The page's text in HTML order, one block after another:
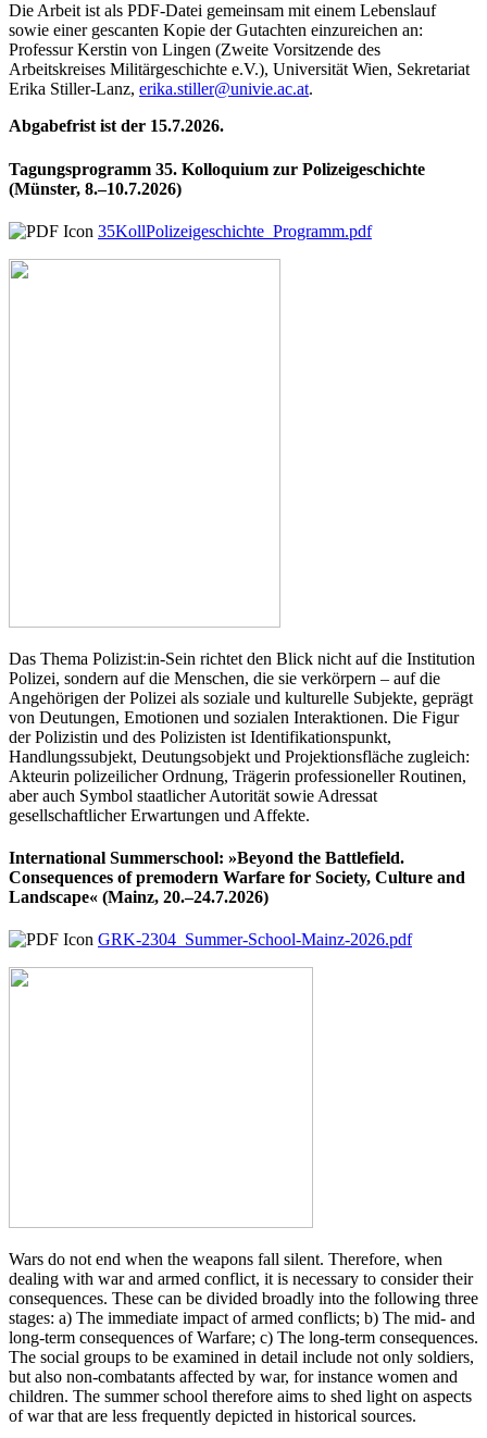
Die Arbeit ist als PDF-Datei gemeinsam mit einem Lebenslauf
sowie einer gescanten Kopie der Gutachten einzureichen an:
Professur Kerstin von Lingen (Zweite Vorsitzende des
Arbeitskreises Militärgeschichte e.V.), Universität Wien, Sekretariat
Erika Stiller-Lanz, erika.stiller@univie.ac.at.
Abgabefrist ist der 15.7.2026.
Tagungsprogramm 35. Kolloquium zur Polizeigeschichte
(Münster, 8.–10.7.2026)
35KollPolizeigeschichte_Programm.pdf
Das Thema Polizist:in-Sein richtet den Blick nicht auf die Institution
Polizei, sondern auf die Menschen, die sie verkörpern – auf die
Angehörigen der Polizei als soziale und kulturelle Subjekte, geprägt
von Deutungen, Emotionen und sozialen Interaktionen. Die Figur
der Polizistin und des Polizisten ist Identifikationspunkt,
Handlungssubjekt, Deutungsobjekt und Projektionsfläche zugleich:
Akteurin polizeilicher Ordnung, Trägerin professioneller Routinen,
aber auch Symbol staatlicher Autorität sowie Adressat
gesellschaftlicher Erwartungen und Affekte.
International Summerschool: »Beyond the Battlefield.
Consequences of premodern Warfare for Society, Culture and
Landscape« (Mainz, 20.–24.7.2026)
GRK-2304_Summer-School-Mainz-2026.pdf
Wars do not end when the weapons fall silent. Therefore, when
dealing with war and armed conflict, it is necessary to consider their
consequences. These can be divided broadly into the following three
stages: a) The immediate impact of armed conflicts; b) The mid- and
long-term consequences of Warfare; c) The long-term consequences.
The social groups to be examined in detail include not only soldiers,
but also non-combatants affected by war, for instance women and
children. The summer school therefore aims to shed light on aspects
of war that are less frequently depicted in historical sources.